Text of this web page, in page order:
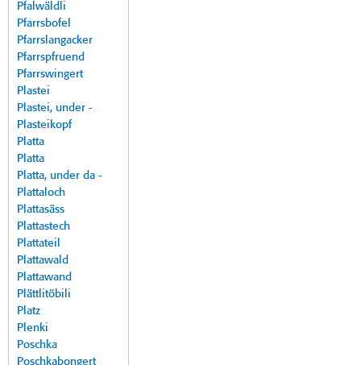
Pfalwäldli
Pfarrsbofel
Pfarrslangacker
Pfarrspfruend
Pfarrswingert
Plastei
Plastei, under -
Plasteikopf
Platta
Platta
Platta, under da -
Plattaloch
Plattasäss
Plattastech
Plattateil
Plattawald
Plattawand
Plättlitöbili
Platz
Plenki
Poschka
Poschkabongert